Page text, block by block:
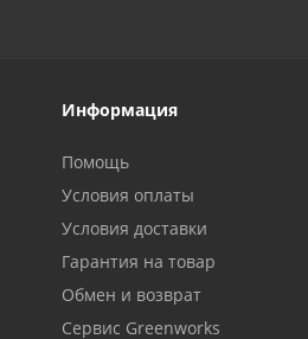
Информация
Помощь
Условия оплаты
Условия доставки
Гарантия на товар
Обмен и возврат
Сервис Greenworks